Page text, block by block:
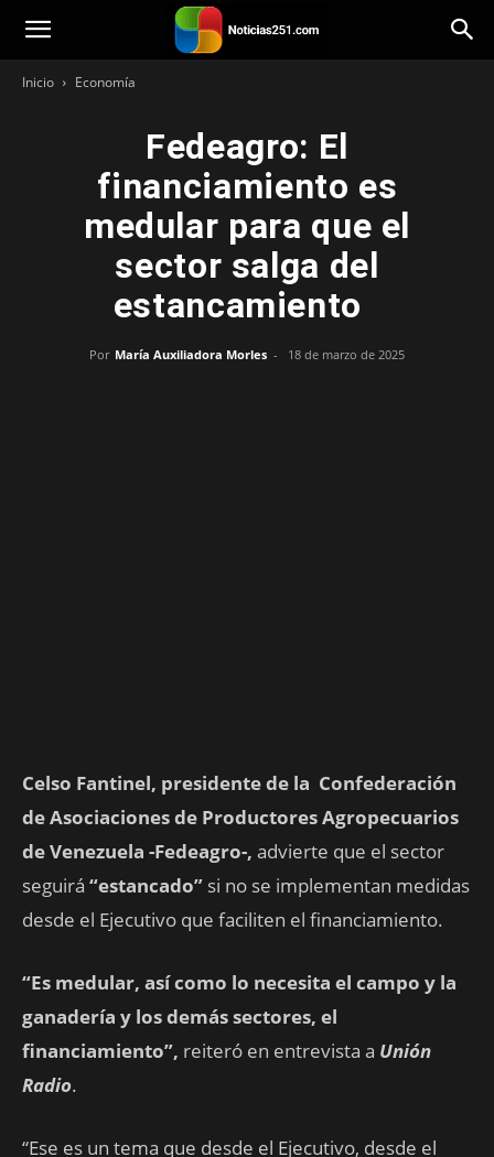
Noticias251
Inicio Economía
Fedeagro: El
financiamiento es
medular para que el
sector salga del
estancamiento
Por María Auxiliadora Morles - 18 de marzo de 2025
Celso Fantinel, presidente de la Confederación
de Asociaciones de Productores Agropecuarios
de Venezuela -Fedeagro-, advierte que el sector
seguirá “estancado” si no se implementan medidas
desde el Ejecutivo que faciliten el financiamiento.
“Es medular, así como lo necesita el campo y la
ganadería y los demás sectores, el
financiamiento”, reiteró en entrevista a Unión
Radio.
“Ese es un tema que desde el Ejecutivo, desde el